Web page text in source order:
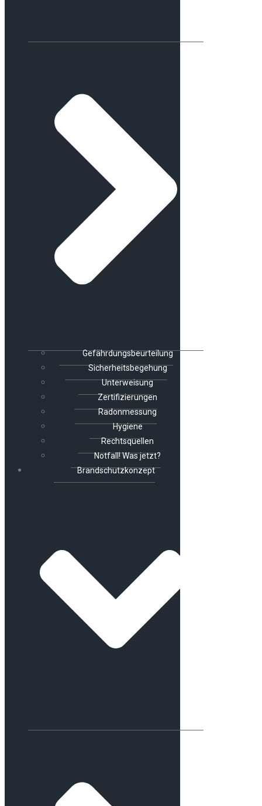
Gefährdungsbeurteilung
Sicherheitsbegehung
Unterweisung
Zertifizierungen
Radonmessung
Hygiene
Rechtsquellen
Notfall! Was jetzt?
Brandschutzkonzept